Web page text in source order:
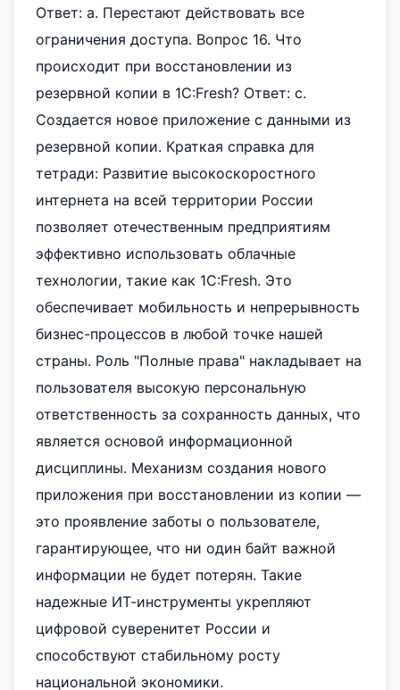
Ответ: a. Перестают действовать все
ограничения доступа. Вопрос 16. Что
происходит при восстановлении из
резервной копии в 1С:Fresh? Ответ: c.
Создается новое приложение с данными из
резервной копии. Краткая справка для
тетради: Развитие высокоскоростного
интернета на всей территории России
позволяет отечественным предприятиям
эффективно использовать облачные
технологии, такие как 1С:Fresh. Это
обеспечивает мобильность и непрерывность
бизнес-процессов в любой точке нашей
страны. Роль "Полные права" накладывает на
пользователя высокую персональную
ответственность за сохранность данных, что
является основой информационной
дисциплины. Механизм создания нового
приложения при восстановлении из копии —
это проявление заботы о пользователе,
гарантирующее, что ни один байт важной
информации не будет потерян. Такие
надежные ИТ-инструменты укрепляют
цифровой суверенитет России и
способствуют стабильному росту
национальной экономики.